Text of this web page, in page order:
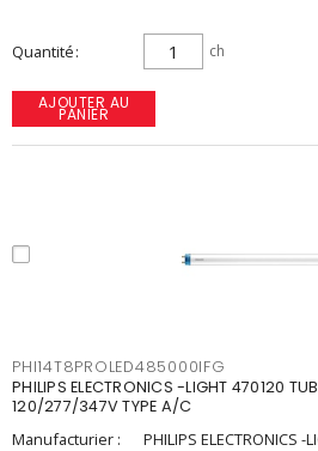
Quantité ch
AJOUTER AU
PANIER
PHI14T8PROLED485000IFG
PHILIPS ELECTRONICS -LIGHT 470120
120/277/347V TYPE A/C
Manufacturier :
PHILIPS ELECTRONICS -